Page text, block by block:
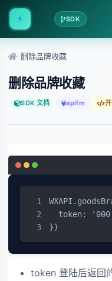
⚡ SDK
删除品牌收藏
删除品牌收藏
SDK 文档 apifm
token:
})
token 登陆后返回